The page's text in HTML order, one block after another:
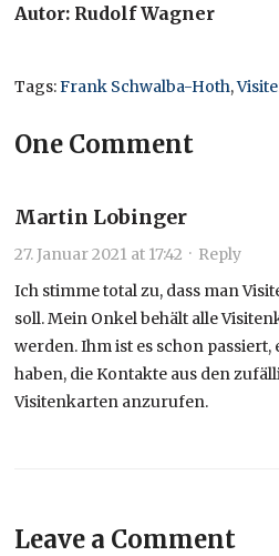
Autor: Rudolf Wagner
Tags:Frank Schwalba-Hoth,
One Comment
Martin Lobinger
27. Januar 2021 at 17:42 · Reply
Ich stimme total zu, dass man
soll. Mein Onkel behält alle
werden. Ihm ist es schon
haben, die Kontakte aus den
Visitenkarten anzurufen.
Leave a Comment